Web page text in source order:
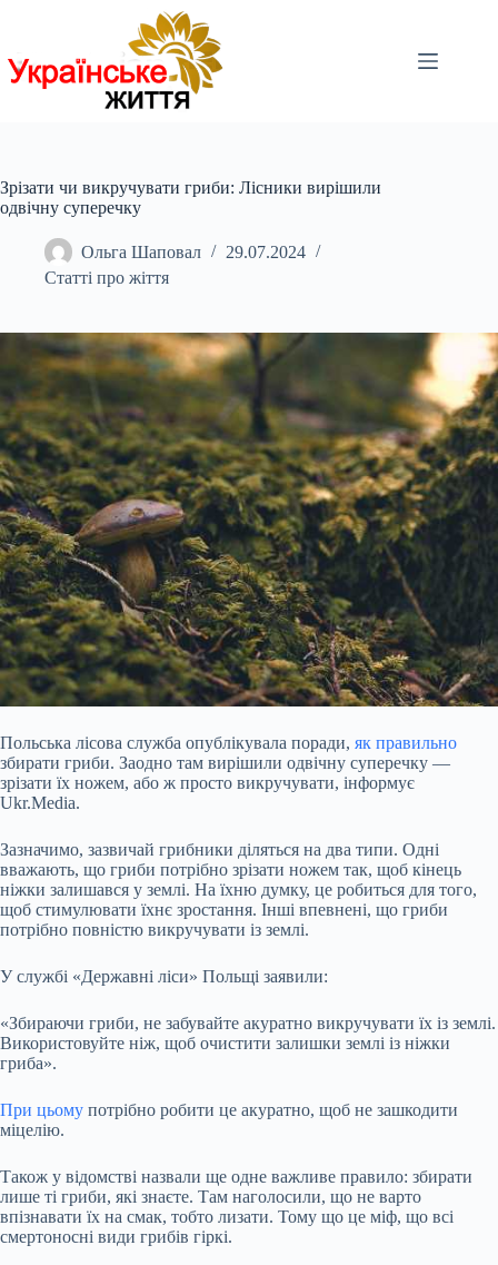
Зрізати чи викручувати гриби: Лісники вирішили
одвічну суперечку
Ольга Шаповал
29.07.2024
Статті про жіття
Польська лісова служба опублікувала поради, як правильно
збирати гриби. Заодно там вирішили одвічну суперечку —
зрізати їх ножем, або ж просто викручувати, інформує
Ukr.Media.
Зазначимо, зазвичай грибники діляться на два типи. Одні
вважають, що гриби потрібно зрізати ножем так, щоб кінець
ніжки залишався у землі. На їхню думку, це робиться для того,
щоб стимулювати їхнє зростання. Інші впевнені, що гриби
потрібно повністю викручувати із землі.
У службі «Державні ліси» Польщі заявили:
«Збираючи гриби, не забувайте акуратно викручувати їх із землі.
Використовуйте ніж, щоб очистити залишки землі із ніжки
гриба».
При цьому потрібно робити це акуратно, щоб не зашкодити
міцелію.
Також у відомстві назвали ще одне важливе правило: збирати
лише ті гриби, які знаєте. Там наголосили, що не варто
впізнавати їх на смак, тобто лизати. Тому що це міф, що всі
смертоносні види грибів гіркі.